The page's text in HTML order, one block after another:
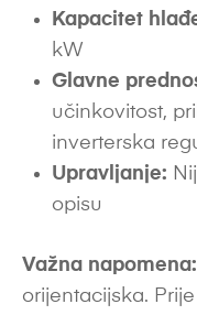
Kapacitet
kW
Glavne
učinkovitost,
inverterska
Upravljanje:
opisu
Važna napomena:
orijentacijska.